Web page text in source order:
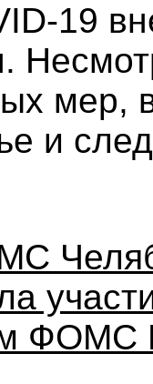
19
и
ФОМС